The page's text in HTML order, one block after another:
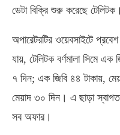
ডেটা বিক্রি শুরু করেছে টেলিটক।
অপারেটরটির ওয়েবসাইটে
যায়, টেলিটক বর্ণমালা সিমে এক
৭ দিন; এক জিবি ৪৪ টাকায়,
মেয়াদ ৩০ দিন। এ ছাড়া
সব অফার।